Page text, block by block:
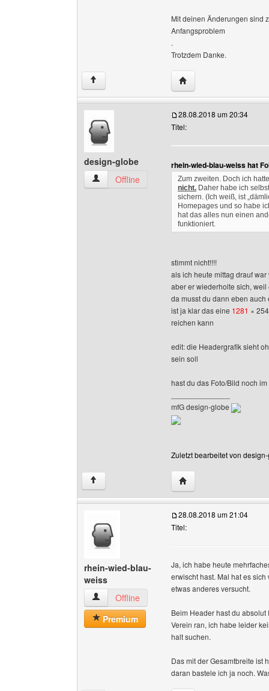
Mit deinen Änderungen sind
Anfangsproblem
.
Trotzdem Danke.
↑ Website dieses
design-globe
design-globe Benutzer-Profile anzeigen
Offline
28.08.2018 um 20:34
Titel:
rhein-wied-blau-weiss hat
Zum zweiten. Doch ich
nicht. Daher habe ich
sichern. (Ich weiß, ist
Homepages und so habe
hat das alles nun einen
funktioniert.
stimmt nicht!!!!
als ich heute mittag drauf
aber er wiederholte sich,
da musst du dann eben
ist ja klar das eine 1281 ×
reichen kann
edit: die Headergrafik sieht
sein soll
hast du das Foto/Bild noch
mfG design-globe
Zuletzt bearbeitet von
↑ Website dieses
rhein-wied-blau-
weiss
rhein-wied-blau-weiss Benutzer-Profile
Offline
Premium
28.08.2018 um 21:04
Titel:
Ja, ich habe heute
erwischt hast. Mal hat es
etwas anderes versucht.
Beim Header hast du
Verein ran, ich habe leider
halt suchen.
Das mit der Gesamtbreite ist
daran bastele ich ja noch.